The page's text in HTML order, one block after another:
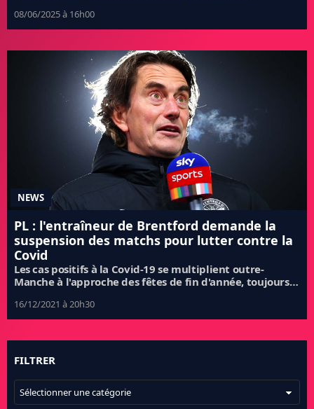
08/06/2025 à 16h00
NEWS
PL : l'entraîneur de Brentford demande la
suspension des matchs pour lutter contre la
Covid
Les cas positifs à la Covid-19 se multiplient outre-
Manche à l'approche des fêtes de fin d'année, toujours
16/12/2021 à 20h30
FILTRER